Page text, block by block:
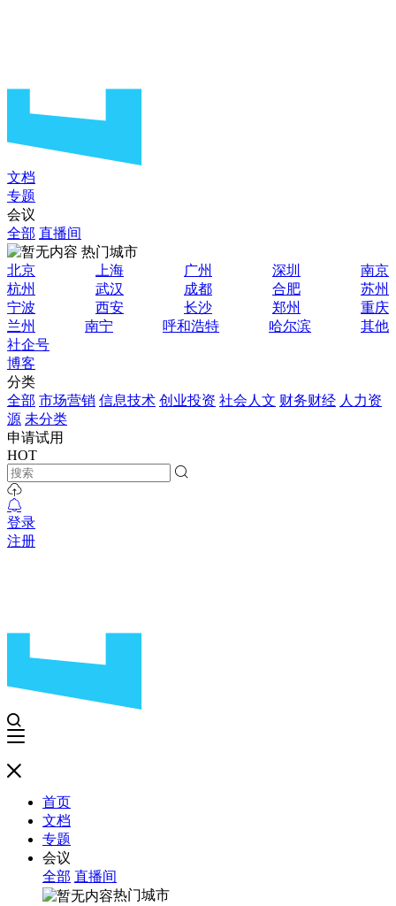
文档
专题
会议
全部 直播间
热门城市
北京
上海 广州 深圳
南京
杭州
武汉 成都 合肥
苏州
宁波
西安 长沙 郑州
重庆
兰州
南宁 呼和浩特 哈尔滨
其他
社企号
博客
分类
全部 市场营销 信息技术 创业投资 社会人文 财务财经 人力资
源 未分类
申请试用
HOT
登录
注册
首页
文档
专题
会议
全部 直播间
热门城市